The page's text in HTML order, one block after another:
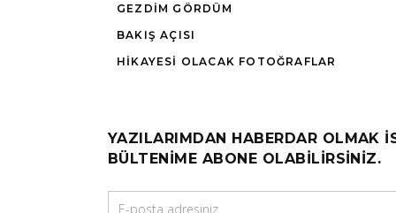
GEZDIM GÖRDÜM
BAKIŞ AÇISI
HIKAYESI OLACAK FOTOĞRAFLAR
YAZILARIMDAN HABERDAR OLMAK
BÜLTENIME ABONE OLABILIRSINIZ.